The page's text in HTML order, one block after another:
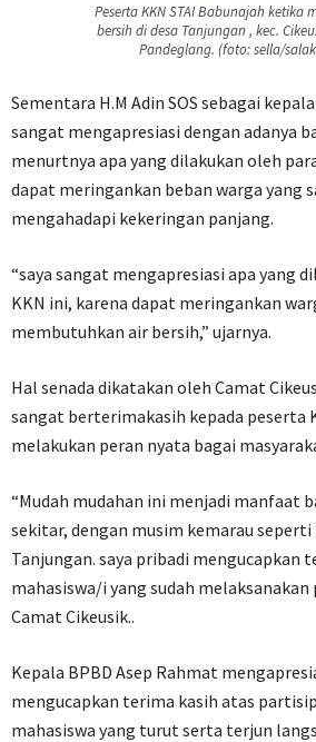
Peserta KKN STAI Babunajah ketika
bersih di desa Tanjungan , kec.
Pandeglang. (foto: sella/
Sementara H.M Adin SOS sebagai
sangat mengapresiasi dengan adanya
menurtnya apa yang dilakukan oleh
dapat meringankan beban warga yang
mengahadapi kekeringan panjang.
“saya sangat mengapresiasi apa yang
KKN ini, karena dapat meringankan
membutuhkan air bersih,” ujarnya.
Hal senada dikatakan oleh Camat
sangat berterimakasih kepada peserta
melakukan peran nyata bagai
“Mudah mudahan ini menjadi manfaat
sekitar, dengan musim kemarau seperti
Tanjungan. saya pribadi mengucapkan
mahasiswa/i yang sudah
Camat Cikeusik..
Kepala BPBD Asep Rahmat
mengucapkan terima kasih atas
mahasiswa yang turut serta terjun